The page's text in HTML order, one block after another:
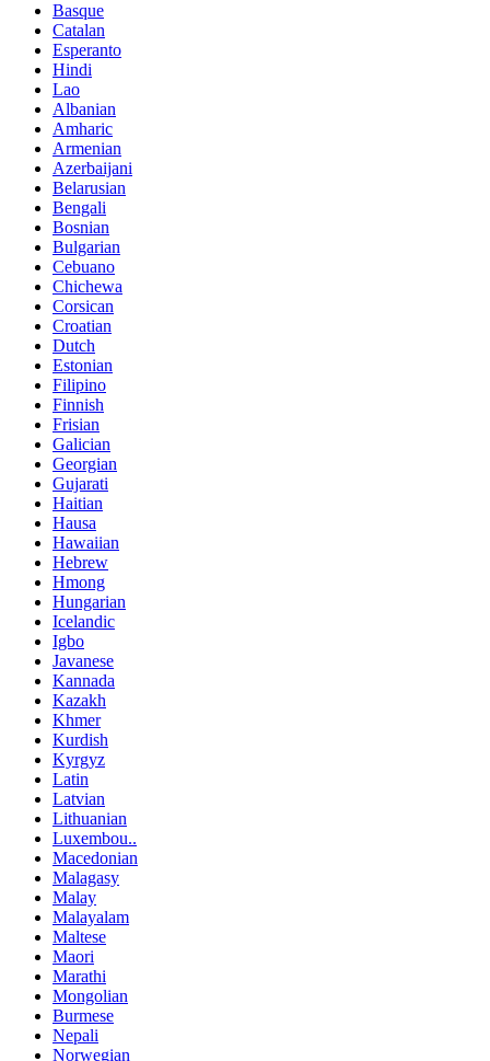
Basque
Catalan
Esperanto
Hindi
Lao
Albanian
Amharic
Armenian
Azerbaijani
Belarusian
Bengali
Bosnian
Bulgarian
Cebuano
Chichewa
Corsican
Croatian
Dutch
Estonian
Filipino
Finnish
Frisian
Galician
Georgian
Gujarati
Haitian
Hausa
Hawaiian
Hebrew
Hmong
Hungarian
Icelandic
Igbo
Javanese
Kannada
Kazakh
Khmer
Kurdish
Kyrgyz
Latin
Latvian
Lithuanian
Luxembou..
Macedonian
Malagasy
Malay
Malayalam
Maltese
Maori
Marathi
Mongolian
Burmese
Nepali
Norwegian